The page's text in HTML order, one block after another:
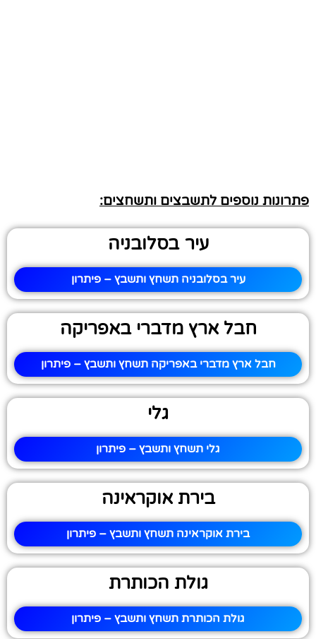
פתרונות נוספים לתשבצים ותשחצים:
עיר בסלובניה
עיר בסלובניה תשחץ ותשבץ – פיתרון
חבל ארץ מדברי באפריקה
חבל ארץ מדברי באפריקה תשחץ ותשבץ – פיתרון
גלי
גלי תשחץ ותשבץ – פיתרון
בירת אוקראינה
בירת אוקראינה תשחץ ותשבץ – פיתרון
גולת הכותרת
גולת הכותרת תשחץ ותשבץ – פיתרון